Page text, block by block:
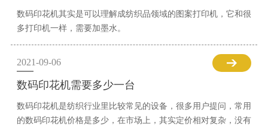
数码印花机其实是可以理解成纺织品领域的图案打印机，它和很
多打印机一样，需要加墨水。
2021-09-06
数码印花机需要多少一台
数码印花机是纺织行业里比较常见的设备，很多用户提问，常用
的数码印花机价格是多少，在市场上，其实定价相对复杂，没有